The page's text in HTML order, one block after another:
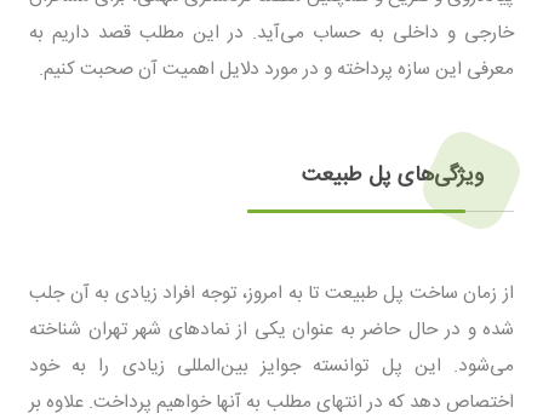
خارجی و داخلی به حساب می‌آید. در این مطلب قصد داریم به
معرفی این سازه پرداخته و در مورد دلایل اهمیت آن صحبت کنیم.
ویژگی‌های پل طبیعت
از زمان ساخت پل طبیعت تا به امروز، توجه افراد زیادی به آن جلب
شده و در حال حاضر به عنوان یکی از نمادهای شهر تهران شناخته
می‌شود. این پل توانسته جوایز بین‌المللی زیادی را به خود
اختصاص دهد که در انتهای مطلب به آنها خواهیم پرداخت. علاوه بر